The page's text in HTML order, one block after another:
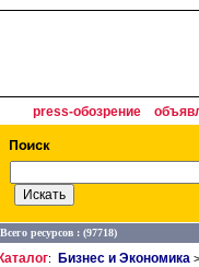
press-обозрение
Всего ресурсов : (97718)
Каталог: Бизнес и Экономика >